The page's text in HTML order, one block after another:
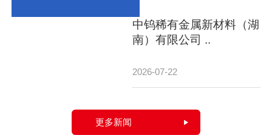
中钨稀有金属新材料（湖
南）有限公司 ..
2026-07-22
更多新闻